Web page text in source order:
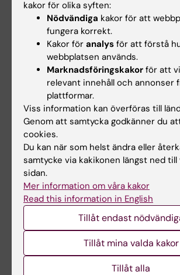
gemensamma
konsekvent analysprocess
vårdsystem - och därmed
jämförbarhet och
mellan länder. Jag
statistiker och kliniska
sajter för att driva
analyser. Efter genomförda
analyser sammanställer jag
vårddatabaser i sju länder
Nordamerika, Asien och
(Norge, Danmark, Sverige,
USA, Nederländerna och
Med meta-analys och
översätter jag
kliniskt relevant evidens
kliniska beslut och
kakor för olika syften:
Nödvändiga kakor för att
fungera korrekt.
Kakor för analys för att förstå
webbplatsen används.
Marknadsföringskakor för att
relevant innehåll och annonser
plattformar.
Viss information kan överföras till
Genom att samtycka godkänner du
cookies.
Du kan när som helst ändra eller
samtycke via kakikonen längst ned
sidan.
Mer information om våra kakor
Read this information in English
Tillåt endast
Tillåt mina valda kakor
Tillåt alla